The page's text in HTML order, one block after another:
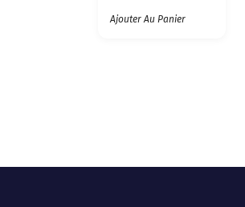
Ajouter Au Panier